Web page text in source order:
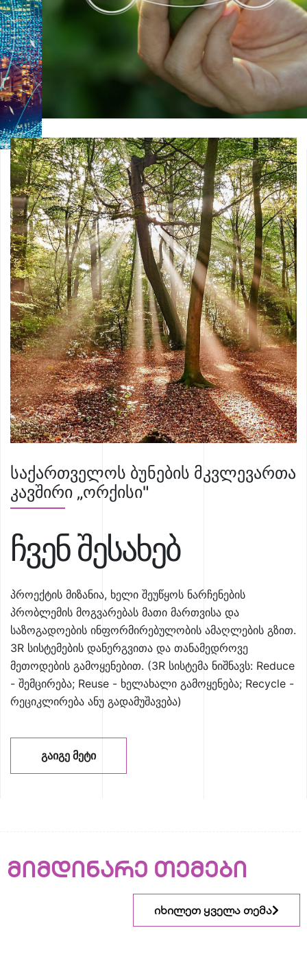
საქართველოს ბუნების მკვლევართა
კავშირი „ორქისი"
ჩვენ შესახებ
პროექტის მიზანია, ხელი შეუწყოს ნარჩენების
პრობლემის მოგვარებას მათი მართვისა და
საზოგადოების ინფორმირებულობის ამაღლების გზით.
3R სისტემების დანერგვითა და თანამედროვე
მეთოდების გამოყენებით. (3R სისტემა ნიშნავს: Reduce
- შემცირება; Reuse - ხელახალი გამოყენება; Recycle -
რეციკლირება ანუ გადამუშავება)
ᲒᲐᲘᲒᲔ ᲛᲔᲢᲘ
მიმდინარე თემები
იხილეთ ყველა თემა